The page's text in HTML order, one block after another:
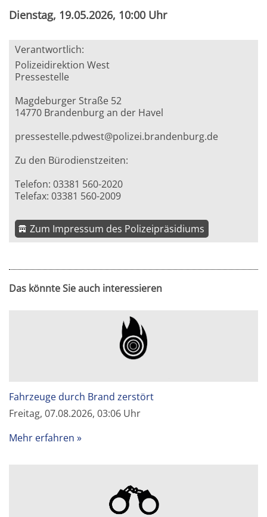
Dienstag, 19.05.2026, 10:00 Uhr
Verantwortlich:
Polizeidirektion West
Pressestelle
Magdeburger Straße 52
14770 Brandenburg an der Havel
pressestelle.pdwest@polizei.brandenburg.de
Zu den Bürodienstzeiten:
Telefon: 03381 560-2020
Telefax: 03381 560-2009
Zum Impressum des Polizeipräsidiums
Das könnte Sie auch interessieren
Fahrzeuge durch Brand zerstört
Freitag, 07.08.2026, 03:06 Uhr
Mehr erfahren